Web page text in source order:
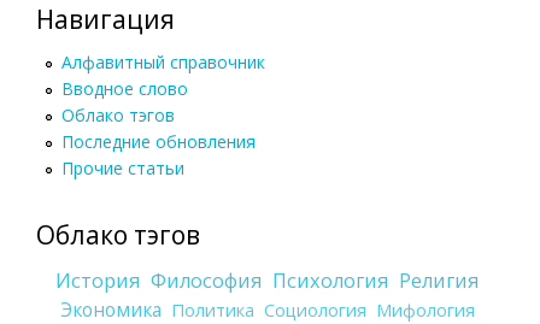
Навигация
Алфавитный справочник
Вводное слово
Облако тэгов
Последние обновления
Прочие статьи
Облако тэгов
История Философия Психология Религия
Экономика Политика Социология Мифология